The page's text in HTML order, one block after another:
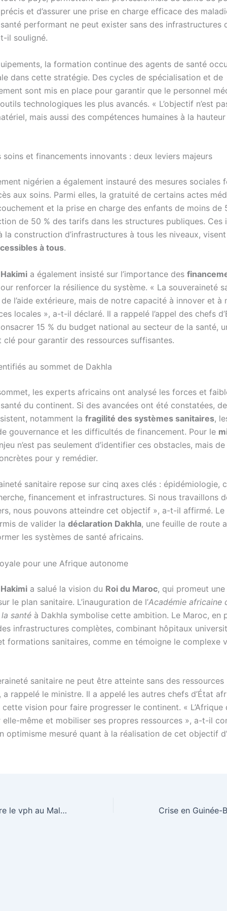
et d’assurer une prise en charge efficace des
performant ne peut exister sans des infrastructures
il souligné.
la formation continue des agents de santé
dans cette stratégie. Des cycles de spécialisation et de
sont mis en place pour garantir que le personnel
technologiques les plus avancés. « L’objectif n’est
mais aussi des compétences humaines à la
soins et financements innovants : deux leviers majeurs
nigérien a également instauré des mesures sociales
aux soins. Parmi elles, la gratuité de certains actes
et la prise en charge des enfants de moins de
de 50 % des tarifs dans les structures publiques. Ces
la construction d’infrastructures à tous les niveaux,
à tous.
a également insisté sur l’importance des
renforcer la résilience du système. « La souveraineté
l’aide extérieure, mais de notre capacité à innover et à
locales », a-t-il déclaré. Il a rappelé l’appel des chefs
15 % du budget national au secteur de la santé,
clé pour garantir des ressources suffisantes.
au sommet de Dakhla
les experts africains ont analysé les forces et
du continent. Si des avancées ont été constatées,
notamment la fragilité des systèmes sanitaires,
gouvernance et les difficultés de financement. Pour le
n’est pas seulement d’identifier ces obstacles, mais
pour y remédier.
sanitaire repose sur cinq axes clés : épidémiologie,
financement et infrastructures. Si nous travaillons
nous pouvons atteindre cet objectif », a-t-il affirmé. Le
de valider la déclaration Dakhla, une feuille de route
les systèmes de santé africains.
pour une Afrique autonome
a salué la vision du Roi du Maroc, qui promeut
le plan sanitaire. L’inauguration de l’Académie africaine
santé à Dakhla symbolise cette ambition. Le Maroc, en
infrastructures complètes, combinant hôpitaux
formations sanitaires, comme en témoigne le complexe
sanitaire ne peut être atteinte sans des ressources
a rappelé le ministre. Il a appelé les autres chefs d’État
cette vision pour faire progresser le continent. « L’Afrique
même et mobiliser ses propres ressources », a-t-il
optimisme mesuré quant à la réalisation de cet objectif
Vaccination contre le vph au Mali : une avancée prometteuse pour la santé des femmes